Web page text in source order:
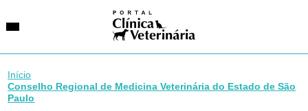
Início
Conselho Regional de Medicina Veterinária do Estado de São
Paulo